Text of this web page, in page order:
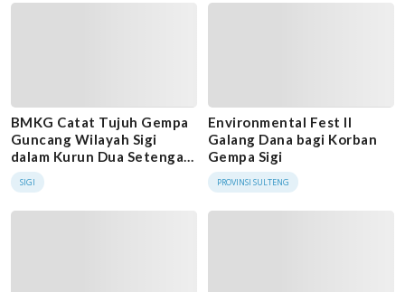
BMKG Catat Tujuh Gempa
Guncang Wilayah Sigi
dalam Kurun Dua Setengah
Jam, Terbesar M 4,0
SIGI
Environmental Fest II
Galang Dana bagi Korban
Gempa Sigi
PROVINSI SULTENG